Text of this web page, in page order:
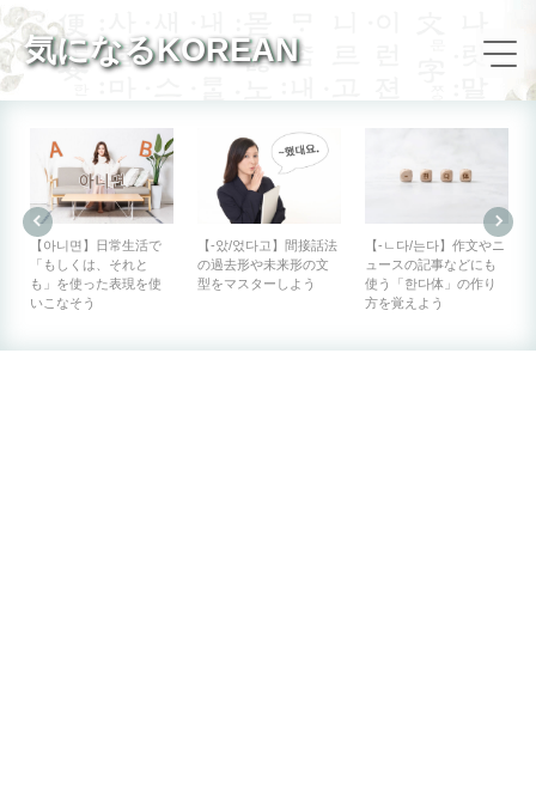
気になるKOREAN
【아니면】日常生活で
「もしくは、それと
も」を使った表現を使
いこなそう
【-았/었다고】間接話法
の過去形や未来形の文
型をマスターしよう
【-ㄴ다/는다】作文やニ
ュースの記事などにも
使う「한다体」の作り
方を覚えよう